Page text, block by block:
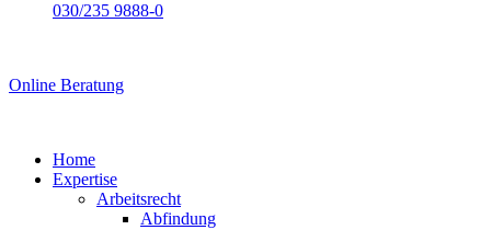
030/235 9888-0
Online Beratung
Home
Expertise
Arbeitsrecht
Abfindung